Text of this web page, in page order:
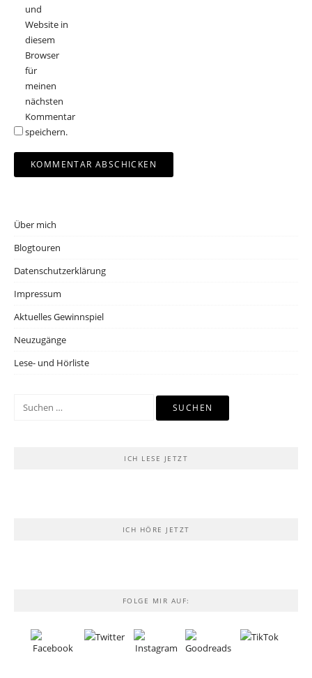
und
Website in
diesem
Browser
für
meinen
nächsten
Kommentar
speichern.
Über mich
Blogtouren
Datenschutzerklärung
Impressum
Aktuelles Gewinnspiel
Neuzugänge
Lese- und Hörliste
Suchen
ICH LESE JETZT
ICH HÖRE JETZT
FOLGE MIR AUF: